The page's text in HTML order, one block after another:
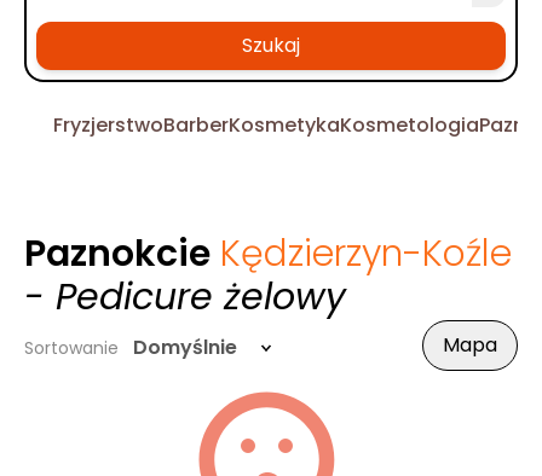
Szukaj
FryzjerstwoBarberKosmetykaKosmetologia
Paznokcie Kędzierzyn-Koźle
- Pedicure żelowy
Sortowanie Domyślnie Mapa